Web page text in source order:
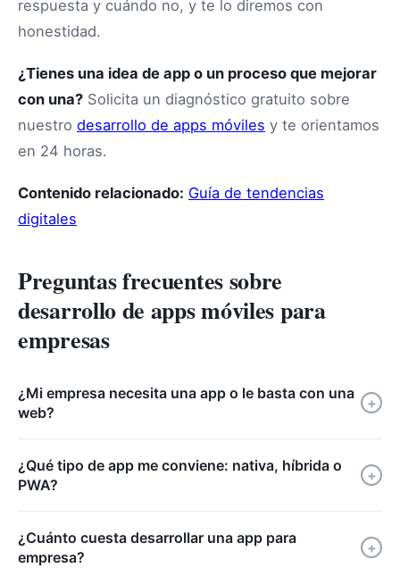
respuesta y cuándo no, y te lo diremos con
honestidad.
¿Tienes una idea de app o un proceso que mejorar
con una? Solicita un diagnóstico gratuito sobre
nuestro desarrollo de apps móviles y te orientamos
en 24 horas.
Contenido relacionado: Guía de tendencias
digitales
Preguntas frecuentes sobre
desarrollo de apps móviles para
empresas
¿Mi empresa necesita una app o le basta con una
web?
+
¿Qué tipo de app me conviene: nativa, híbrida o
PWA?
+
¿Cuánto cuesta desarrollar una app para
empresa?
+